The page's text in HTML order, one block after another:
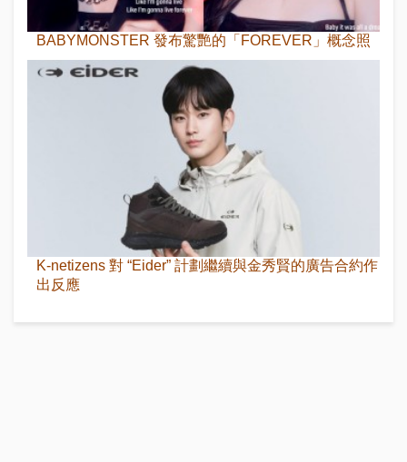
BABYMONSTER 發布驚艷的「FOREVER」概念照
K-netizens 對 “Eider” 計劃繼續與金秀賢的廣告合約作
出反應